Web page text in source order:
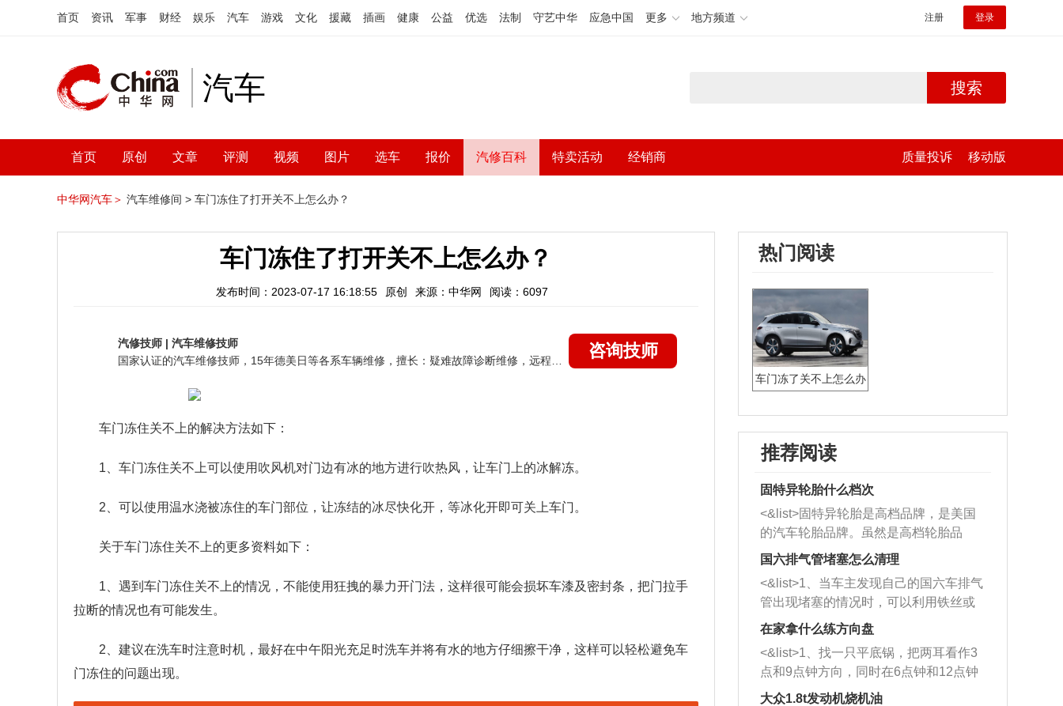
首页 资讯 军事 财经 娱乐 汽车 游戏 文化 援藏 插画 健康 公益 优选 法制 守艺中华 应急中国 更多 地方频道 注册 登录
汽车 搜索
首页 原创 文章 评测 视频 图片 选车 报价 汽修百科 特卖活动 经销商 质量投诉 移动版
中华网汽车＞ 汽车维修间 > 车门冻住了打开关不上怎么办？
车门冻住了打开关不上怎么办？
发布时间：2023-07-17 16:18:55 原创 来源：中华网 阅读：6097
汽修技师 | 汽车维修技师
咨询技师
车门冻住关不上的解决方法如下：
1、车门冻住关不上可以使用吹风机对门边有冰的地方进行吹热风，让车门上的冰解冻。
2、可以使用温水浇被冻住的车门部位，让冻结的冰尽快化开，等冰化开即可关上车门。
关于车门冻住关不上的更多资料如下：
1、遇到车门冻住关不上的情况，不能使用狂拽的暴力开门法，这样很可能会损坏车漆及密封条，把门拉手
拉断的情况也有可能发生。
2、建议在洗车时注意时机，最好在中午阳光充足时洗车并将有水的地方仔细擦干净，这样可以轻松避免车
门冻住的问题出现。
热门阅读
车门冻了关不上怎么办
推荐阅读
固特异轮胎什么档次
<&list>固特异轮胎是高档品牌，是美国
的汽车轮胎品牌。虽然是高档轮胎品
牌，但是中高低端的轮胎都有生产，这
也是为了更好的开拓市场。
国六排气管堵塞怎么清理
<&list>1、当车主发现自己的国六车排气
管出现堵塞的情况时，可以利用铁丝或
者是细棍，直接将杂物给取出来，如果
堵塞情况比较严重，也可以采取应急措
施。 <&list>2、直接利用木棍将所有的
杂物推到排气管里面的位置处，然后将
三元催化器拆解开，就可以将堵塞的东
在家拿什么练方向盘
<&list>1、找一只平底锅，把两耳看作3
点和9点钟方向，同时在6点钟和12点钟
方向做一个标记。 <&list>2、双手握住
大众1.8t发动机烧机油